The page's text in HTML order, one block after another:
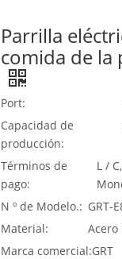
Parrilla
comida de la
Port:
Capacidad de
producción:
Términos de
pago:
L /
N º de Modelo.: GRT-
Material:
Marca comercial:GRT